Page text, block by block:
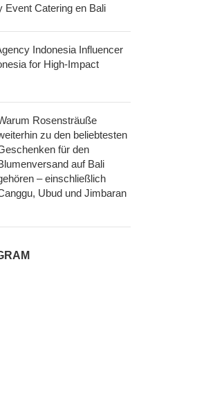
Event Catering en Bali
Indonesia Influencer
for High-Impact
Rosensträuße
zu den beliebtesten
für den
auf Bali
– einschließlich
Ubud und Jimbaran